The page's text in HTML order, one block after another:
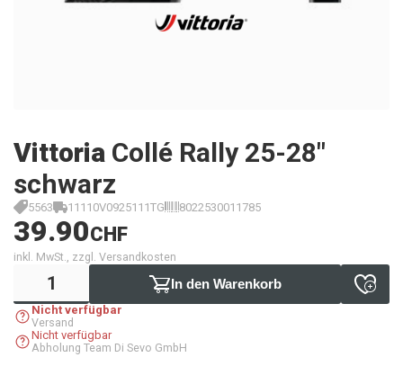
Vittoria Collé Rally 25-28"
schwarz
5563 11110V0925111TG 8022530011785
39.90CHF
inkl. MwSt., zzgl. Versandkosten
In den Warenkorb
Nicht verfügbar
Versand
Nicht verfügbar
Abholung Team Di Sevo GmbH